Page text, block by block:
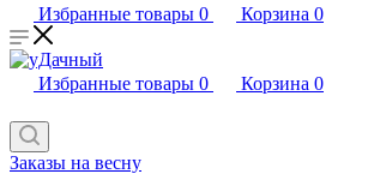
Избранные товары 0 Корзина 0
Избранные товары 0 Корзина 0
Заказы на весну